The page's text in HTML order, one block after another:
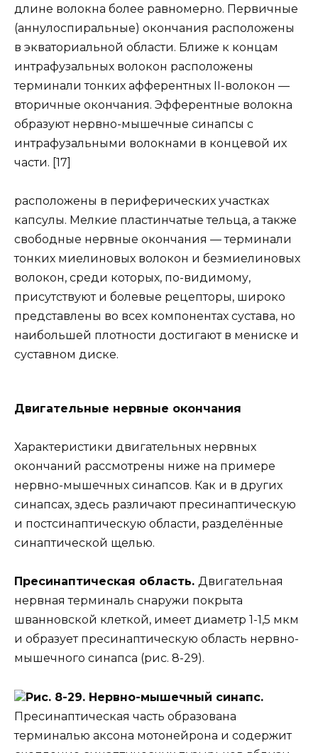
длине волокна более равномерно. Первичные
(аннулоспиральные) окончания расположены
в экваториальной области. Ближе к концам
интрафузальных волокон расположены
терминали тонких афферентных II-волокон —
вторичные окончания. Эфферентные волокна
образуют нервно-мышечные синапсы с
интрафузальными волокнами в концевой их
части. [17]
расположены в периферических участках
капсулы. Мелкие пластинчатые тельца, а также
свободные нервные окончания — терминали
тонких миелиновых волокон и безмиелиновых
волокон, среди которых, по-видимому,
присутствуют и болевые рецепторы, широко
представлены во всех компонентах сустава, но
наибольшей плотности достигают в мениске и
суставном диске.
Двигательные нервные окончания
Характеристики двигательных нервных
окончаний рассмотрены ниже на примере
нервно-мышечных синапсов. Как и в других
синапсах, здесь различают пресинаптическую
и постсинаптическую области, разделённые
синаптической щелью.
Пресинаптическая область. Двигательная
нервная терминаль снаружи покрыта
шванновской клеткой, имеет диаметр 1-1,5 мкм
и образует пресинаптическую область нервно-
мышечного синапса (рис. 8-29).
Рис. 8-29. Нервно-мышечный синапс.
Пресинаптическая часть образована
терминалью аксона мотонейрона и содержит